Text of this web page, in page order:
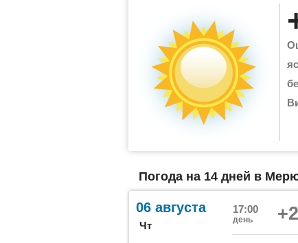
Погода на 14 дней в
06 августа
Чт
17:00
день